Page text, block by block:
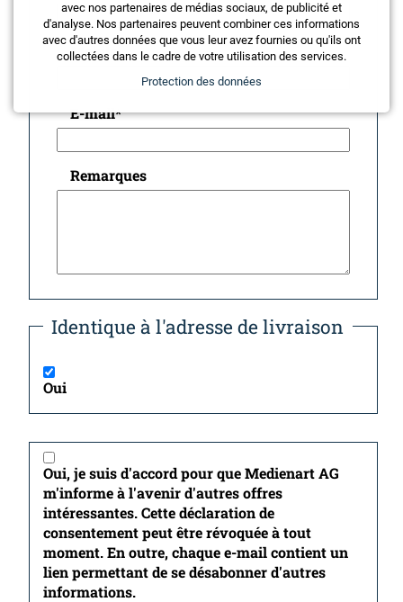
Mobile
E-mail*
Remarques
Identique à l'adresse de livraison
Oui
Oui, je suis d'accord pour que Medienart AG
m'informe à l'avenir d'autres offres
intéressantes. Cette déclaration de
consentement peut être révoquée à tout
moment. En outre, chaque e-mail contient un
lien permettant de se désabonner d'autres
informations.
avec nos partenaires de médias sociaux, de publicité et
d'analyse. Nos partenaires peuvent combiner ces informations
avec d'autres données que vous leur avez fournies ou qu'ils ont
collectées dans le cadre de votre utilisation des services.
Protection des données